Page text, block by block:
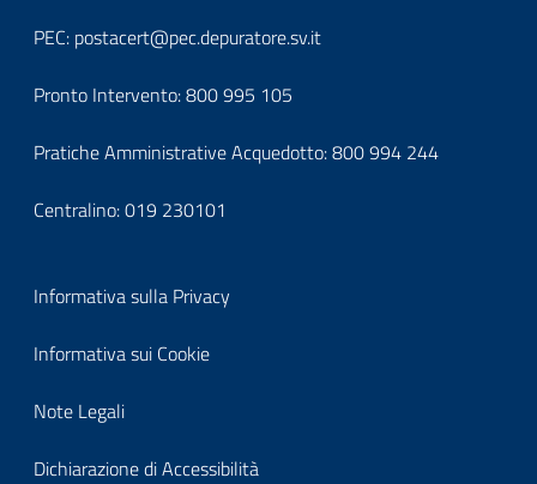
footerindirizzo
it-
block-
footercontatti
PEC: postacert@pec.depuratore.sv.it
Pronto Intervento:800 995 105
Pratiche Amministrative Acquedotto:800 994 244
Centralino:019 230101
Block
it-
block-
footerprivacy
Informativa sulla Privacy
Informativa sui Cookie
Note Legali
Dichiarazione di Accessibilità